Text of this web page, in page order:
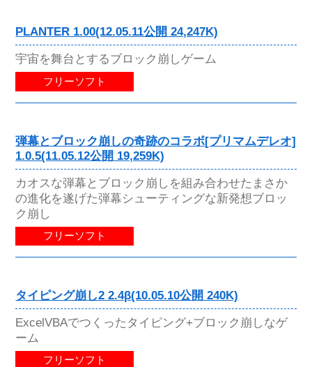
PLANTER 1.00(12.05.11公開 24,247K)
宇宙を舞台とするブロック崩しゲーム
フリーソフト
弾幕とブロック崩しの奇跡のコラボ[プリマムデレオ]
1.0.5(11.05.12公開 19,259K)
カオスな弾幕とブロック崩しを組み合わせたまさか
の進化を遂げた弾幕シューティングな新発想ブロッ
ク崩し
フリーソフト
タイピング崩し2 2.4β(10.05.10公開 240K)
ExcelVBAでつくったタイピング+ブロック崩しなゲ
ーム
フリーソフト